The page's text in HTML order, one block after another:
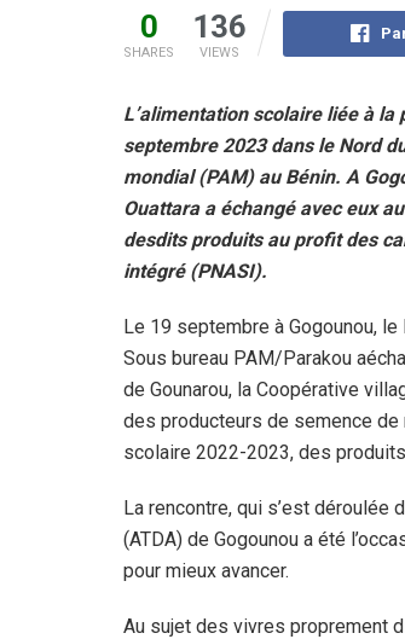
0
SHARES
136
VIEWS
L’alimentation scolaire liée à
septembre 2023 dans le Nord
mondial (PAM) au Bénin. A
Ouattara a échangé avec eux
desdits produits au profit des
intégré (PNASI).
Le 19 septembre à Gogounou,
Sous bureau PAM/Parakou
de Gounarou, la Coopérative
des producteurs de semence de
scolaire 2022-2023, des
La rencontre, qui s’est déroulée
(ATDA) de Gogounou a été
pour mieux avancer.
Au sujet des vivres proprement